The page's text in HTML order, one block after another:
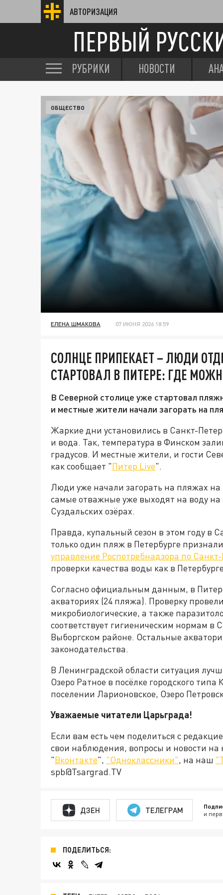
АВТОРИЗАЦИЯ
ПЕРВЫЙ
РУБРИКИ НОВОСТИ
ОБЩЕСТВО
ЕЛЕНА ШМАКОВА 07 ИЮНЯ 2026 18:59
СОЛНЦЕ ПРИПЕКАЕТ – ЛЮДИ
СТАРТОВАЛ В ПИТЕРЕ: ГДЕ
В Северной столице уже стартовал
и местные жители начали загорать на
Жаркие дни установились в Санкт-
и вода. Так, температура в Финском
градусов. И местные жители, и гости
как сообщает "Питер Live".
Люди уже начали загорать на пляжах
самые отважные уже выходят на воду
Суздальских озёрах.
Правда, купальный сезон в этом году в
только один пляж в Петербурге
управление Роспотребнадзора по
проверки качества воды как в
Согласно официальным данным, в
акваториях (24 пляжа). Проверку
микробиологические, а также
соответствует гигиеническим нормам в
Выборгском районе. Остальные
законодательства.
В Ленинградской области ситуация
Озеро Ратное в посёлке городского типа
поселении Ларионовское, Озеро
Уважаемые читатели Царьграда!
Если вам есть чем поделиться с
свои наблюдения, вопросы и новости
"Вконтакте", "Одноклассники", на наш
spb@Tsargrad.TV
ДЗЕН ТЕЛЕГРАМ и
ПОДЕЛИТЬСЯ: